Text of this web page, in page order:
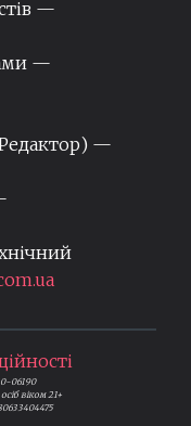
—
—
—
06190
віком 21+